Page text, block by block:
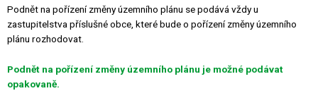
Podnět na pořízení změny územního plánu se podává vždy u
zastupitelstva příslušné obce, které bude o pořízení změny územního
plánu rozhodovat.
Podnět na pořízení změny územního plánu je možné podávat
opakovaně.